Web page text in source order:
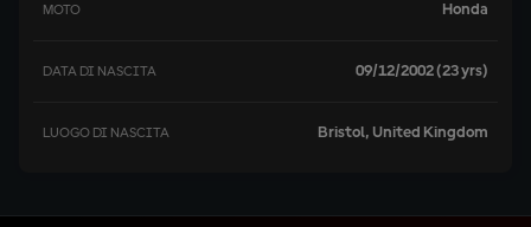
MOTO Honda
DATA DI NASCITA 09/12/2002 (23 yrs)
LUOGO DI NASCITA Bristol, United Kingdom